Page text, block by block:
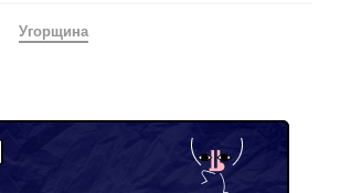
Угорщина